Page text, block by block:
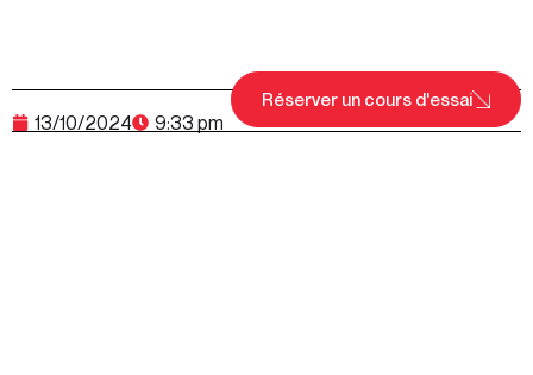
13/10/2024 9:33 pm
Réserver un cours d'essai